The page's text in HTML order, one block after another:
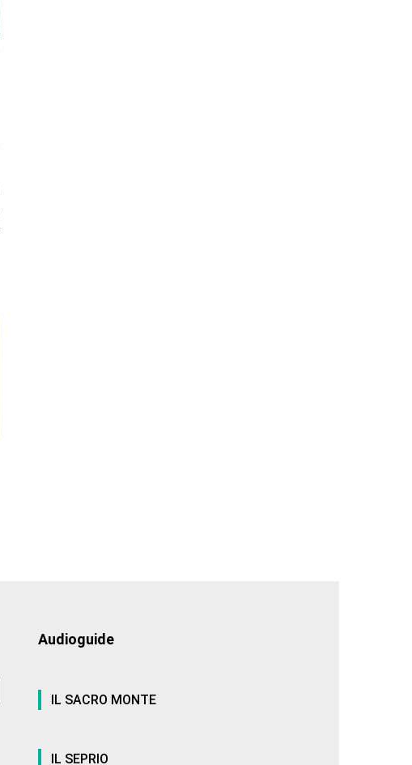
Audioguide
IL SACRO MONTE
IL SEPRIO